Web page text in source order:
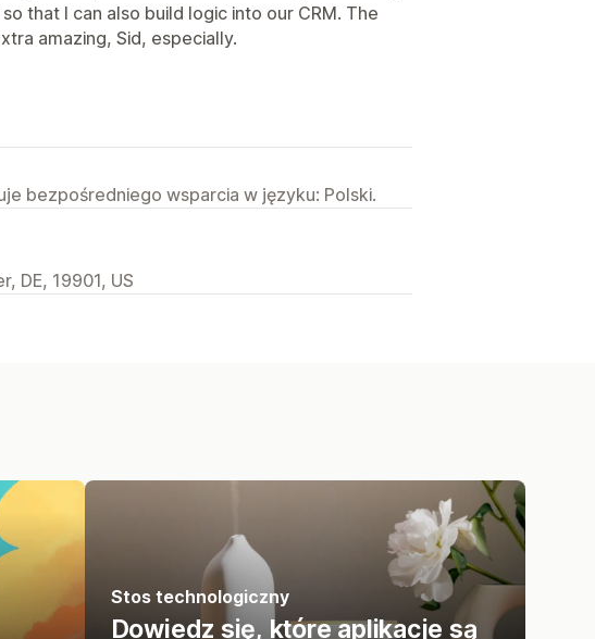
that I can also build logic into our CRM. The
amazing, Sid, especially.
bezpośredniego wsparcia w języku: Polski.
DE, 19901, US
Stos technologiczny
Dowiedz się, które aplikacje są